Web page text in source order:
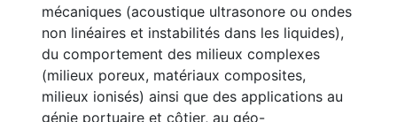
mécaniques (acoustique ultrasonore ou ondes
non linéaires et instabilités dans les liquides),
du comportement des milieux complexes
(milieux poreux, matériaux composites,
milieux ionisés) ainsi que des applications au
génie portuaire et côtier, au géo-